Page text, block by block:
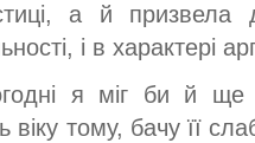
а й призвела
і в характері
я міг би й ще
віку тому, бачу її